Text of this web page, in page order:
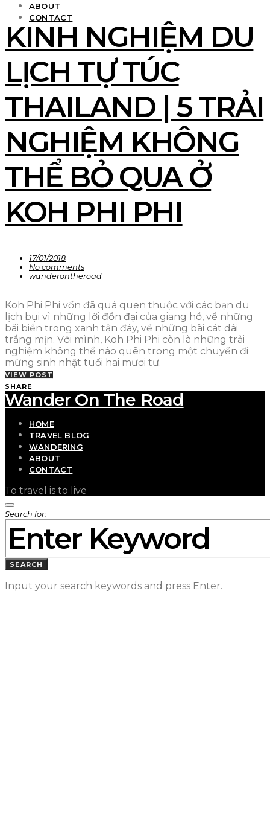
ABOUT
CONTACT
KINH NGHIỆM DU
LỊCH TỰ TÚC
THAILAND | 5 TRẢI
NGHIỆM KHÔNG
THỂ BỎ QUA Ở
KOH PHI PHI
17/01/2018
No comments
wanderontheroad
Koh Phi Phi vốn đã quá quen thuộc với các bạn du
lịch bụi vì những lời đồn đại của giang hồ, về những
bãi biển trong xanh tận đáy, về những bãi cát dài
trắng mịn. Với mình, Koh Phi Phi còn là những trải
nghiệm không thể nào quên trong một chuyến đi
mừng sinh nhật tuổi hai mươi tư.
VIEW POST
SHARE
Wander On The Road
HOME
TRAVEL BLOG
WANDERING
ABOUT
CONTACT
To travel is to live
Search for:
SEARCH
Input your search keywords and press Enter.